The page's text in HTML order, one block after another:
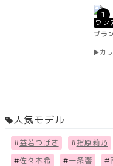
1
ワン
ブラ
カ
人気モデル
#益若つばさ #指原莉乃
#佐々木希 #一条響 #